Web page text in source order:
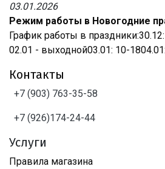
03.01.2026
Режим работы в Новогодние
График работы в
02.01 - выходной03.01: 10-
Контакты
+7 (903) 763-35-58
+7 (926)174-24-44
Услуги
Правила магазина